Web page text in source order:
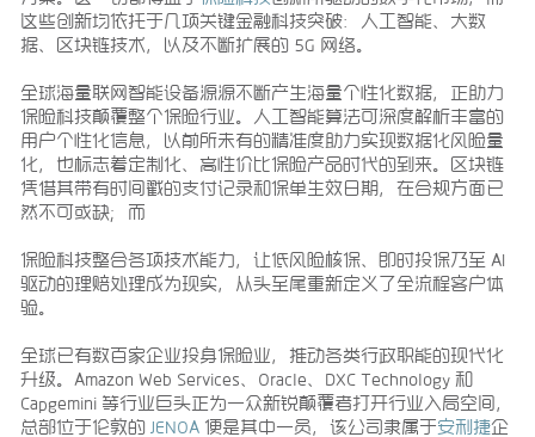
这些创新均依托于几项关键金融科技突破：人工智能、大数
据、区块链技术，以及不断扩展的 5G 网络。
全球海量联网智能设备源源不断产生海量个性化数据，正助力
保险科技颠覆整个保险行业。人工智能算法可深度解析丰富的
用户个性化信息，以前所未有的精准度助力实现数据化风险量
化，也标志着定制化、高性价比保险产品时代的到来。区块链
凭借其带有时间戳的支付记录和保单生效日期，在合规方面已
然不可或缺；而
保险科技整合各项技术能力，让低风险核保、即时投保乃至 AI
驱动的理赔处理成为现实，从头至尾重新定义了全流程客户体
验。
全球已有数百家企业投身保险业，推动各类行政职能的现代化
升级。Amazon Web Services、Oracle、DXC Technology 和
Capgemini 等行业巨头正为一众新锐颠覆者打开行业入局空间，
总部位于伦敦的 JENOA 便是其中一员，该公司隶属于安利捷企